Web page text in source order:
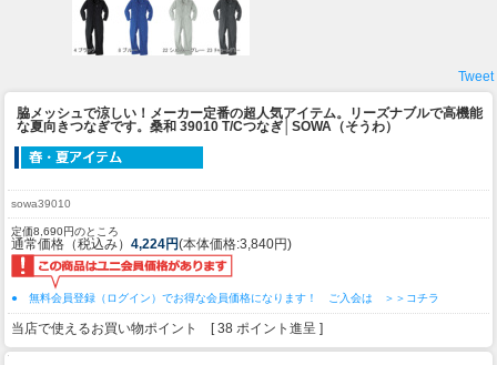
Tweet
脇メッシュで涼しい！メーカー定番の超人気アイテム。リーズナブルで高機能
な夏向きつなぎです。 桑和 39010 T/Cつなぎ│SOWA（そうわ）
sowa39010
定価8,690円のところ
通常価格（税込み） 4,224円(本体価格:3,840円)
● 無料会員登録（ログイン）でお得な会員価格になります！ ご入会は ＞＞コチラ
当店で使えるお買い物ポイント [ 38 ポイント進呈 ]